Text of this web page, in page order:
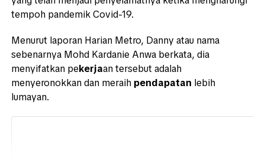
tempoh pandemik Covid-19.
Menurut laporan Harian Metro, Danny atau nama
sebenarnya Mohd Kardanie Anwa berkata, dia
menyifatkan pekerjaan tersebut adalah
menyeronokkan dan meraih pendapatan lebih
lumayan.